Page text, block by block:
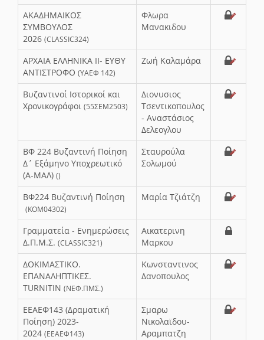
ΑΚΑΔΗΜΑΙΚΟΣ
ΣΥΜΒΟΥΛΟΣ
2026 (CLASSIC324)
Φλωρα
Μανακιδου
ΑΡΧΑΙΑ ΕΛΛΗΝΙΚΑ ΙΙ- ΕΥΘΥ
ΑΝΤΙΣΤΡΟΦΟ (ΥΑΕΦ 142)
Ζωή Καλαμάρα
Βυζαντινοί Ιστορικοί και
Χρονικογράφοι (55ΣΕΜ2503)
Διονυσιος
Τσεντικοπουλος
- Αναστάσιος
Δελεογλου
ΒΦ 224 Βυζαντινή Ποίηση
Δ΄ Εξάμηνο Υποχρεωτικό
(Α-ΜΑΛ) ()
Σταυρούλα
Σολωμού
ΒΦ224 Βυζαντινή Ποίηση
(KOM04302)
Μαρία Τζιάτζη
Γραμματεία - Ενημερώσεις
Δ.Π.Μ.Σ. (CLASSIC321)
Αικατερινη
Μαρκου
ΔΟΚΙΜΑΣΤΙΚΟ.
ΕΠΑΝΑΛΗΠΤΙΚΕΣ.
TURNITIN (ΝΕΦ.ΠΜΣ.)
Κωνσταντινος
Δανοπουλος
ΕΕΑΕΦ143 (Δραματική
Ποίηση) 2023-
2024 (ΕΕΑΕΦ143)
Σμαρω
Νικολαϊδου-
Αραμπατζη